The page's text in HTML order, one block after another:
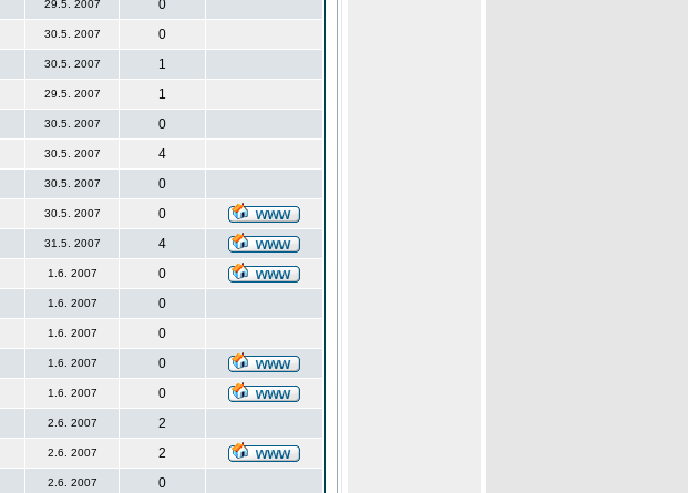
29.5. 2007
0
30.5. 2007
0
30.5. 2007
1
29.5. 2007
1
30.5. 2007
0
30.5. 2007
4
30.5. 2007
0
30.5. 2007
0
31.5. 2007
4
1.6. 2007
0
1.6. 2007
0
1.6. 2007
0
1.6. 2007
0
1.6. 2007
0
2.6. 2007
2
2.6. 2007
2
2.6. 2007
0